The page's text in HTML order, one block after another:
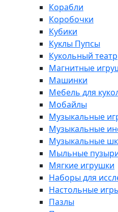
Корабли
Коробочки
Кубики
Куклы Пупсы
Кукольный театр
Магнитные
Машинки
Мебель для
Мобайлы
Музыкальные
Музыкальные
Музыкальные
Мыльные
Мягкие игрушки
Наборы для
Настольные
Пазлы